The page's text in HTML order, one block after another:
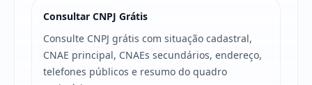
Consultar CNPJ Grátis
Consulte CNPJ grátis com situação cadastral,
CNAE principal, CNAEs secundários, endereço,
telefones públicos e resumo do quadro